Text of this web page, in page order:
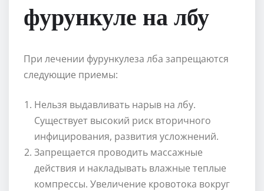
фурункуле на лбу
При лечении фурункулеза лба запрещаются
следующие приемы:
Нельзя выдавливать нарыв на лбу.
Существует высокий риск вторичного
инфицирования, развития усложнений.
Запрещается проводить массажные
действия и накладывать влажные теплые
компрессы. Увеличение кровотока вокруг